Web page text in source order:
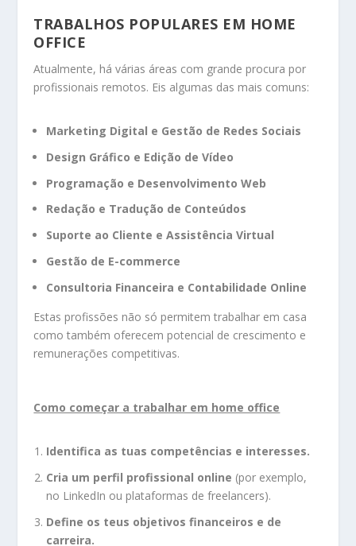
TRABALHOS POPULARES EM HOME
OFFICE
Atualmente, há várias áreas com grande procura por
profissionais remotos. Eis algumas das mais comuns:
Marketing Digital e Gestão de Redes Sociais
Design Gráfico e Edição de Vídeo
Programação e Desenvolvimento Web
Redação e Tradução de Conteúdos
Suporte ao Cliente e Assistência Virtual
Gestão de E-commerce
Consultoria Financeira e Contabilidade Online
Estas profissões não só permitem trabalhar em casa
como também oferecem potencial de crescimento e
remunerações competitivas.
Como começar a trabalhar em home office
Identifica as tuas competências e interesses.
Cria um perfil profissional online (por exemplo,
no LinkedIn ou plataformas de freelancers).
Define os teus objetivos financeiros e de
carreira.